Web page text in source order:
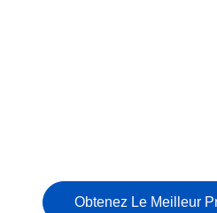
Obtenez Le Meilleur